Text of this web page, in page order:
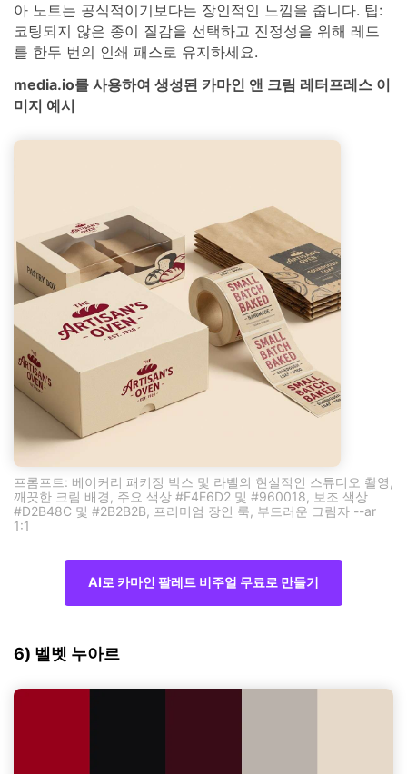
아 노트는 공식적이기보다는 장인적인 느낌을 줍니다. 팁:
코팅되지 않은 종이 질감을 선택하고 진정성을 위해 레드
를 한두 번의 인쇄 패스로 유지하세요.
media.io를 사용하여 생성된 카마인 앤 크림 레터프레스 이
미지 예시
프롬프트: 베이커리 패키징 박스 및 라벨의 현실적인 스튜디오 촬영,
깨끗한 크림 배경, 주요 색상 #F4E6D2 및 #960018, 보조 색상
#D2B48C 및 #2B2B2B, 프리미엄 장인 룩, 부드러운 그림자 --ar
1:1
AI로 카마인 팔레트 비주얼 무료로 만들기
6) 벨벳 누아르